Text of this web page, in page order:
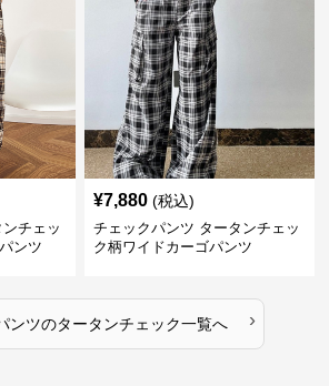
チェッ
ンツ
¥7,880 (税込)
チェックパンツ タータンチェッ
ク柄ワイドカーゴパンツ
ンツのタータンチェック一覧へ ›